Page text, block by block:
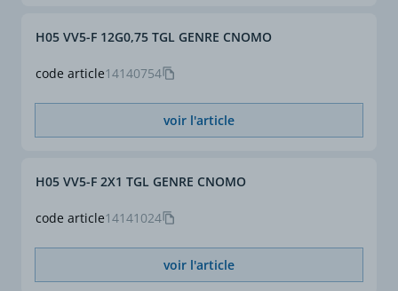
conviendra d'appliquer
(*) Valeurs données à titre
indicatif et variables
code article14140754
H05 VV5-F 12G0,75 TGL GENRE CNOMO
voir l'article
code article14141024
H05 VV5-F 2X1 TGL GENRE CNOMO
voir l'article